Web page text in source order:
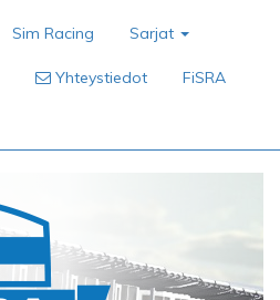
Sim Racing Sarjat
Yhteystiedot FiSRA